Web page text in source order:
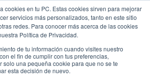
cookies en tu PC. Estas cookies sirven para mejorar
servicios más personalizados, tanto en este sitio
redes. Para conocer más acerca de las cookies
Política de Privacidad.
de tu información cuando visites nuestro
el fin de cumplir con tus preferencias,
solo una pequeña cookie para que no se te
esta decisión de nuevo.